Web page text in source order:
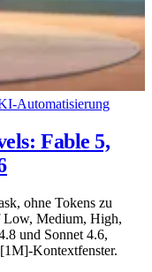
Automatisierung
Fable 5,
ohne Tokens zu
Low, Medium, High,
und Sonnet 4.6,
Kontextfenster.